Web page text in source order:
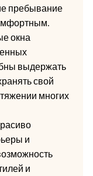
пребывание
окна
выдержать
свой
многих
и
и